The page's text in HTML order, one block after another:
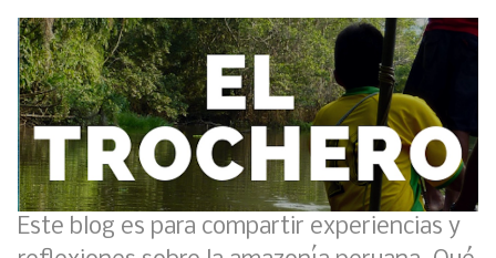
Este blog es para compartir experiencias y